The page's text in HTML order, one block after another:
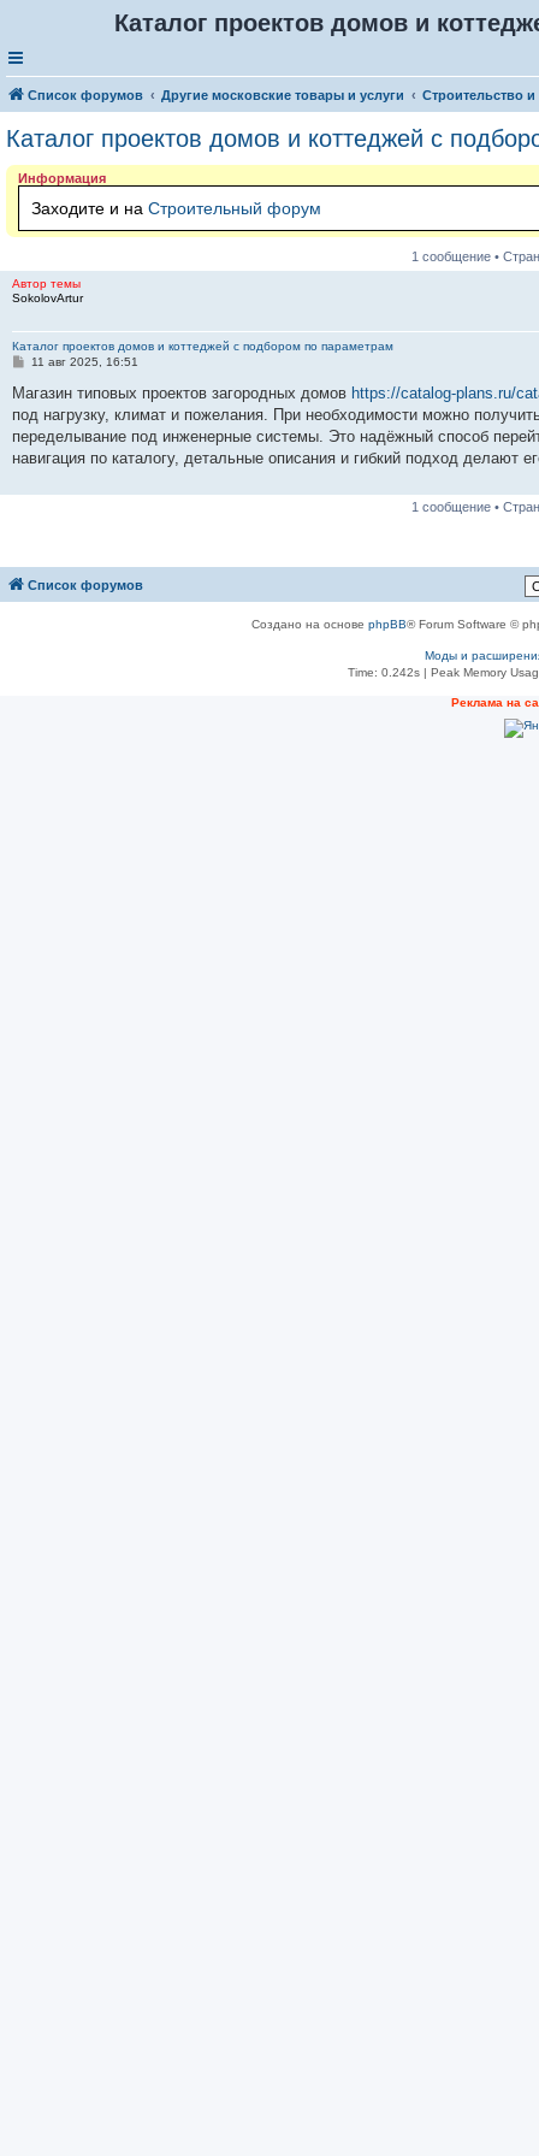
Каталог проектов домов и
Список форумов Другие московские товары и услуги Строительство
Каталог проектов домов и коттеджей с
Информация
Заходите и на Строительный форум
1 сообщение •
Автор темы
SokolovArtur
Каталог проектов домов и коттеджей с подбором по параметрам
С
о
щ
е
н
и
11 авг 2025, 16:51
Магазин типовых проектов загородных домов https://catalog-plans.ru/
под нагрузку, климат и пожелания. При необходимости можно
переделывание под инженерные системы. Это надёжный способ
навигация по каталогу, детальные описания и гибкий подход делают
1 сообщение •
Список форумов
Создано на основе phpBB® Forum Software ©
Моды и
Time: 0.242s| Peak Memory
Реклама на